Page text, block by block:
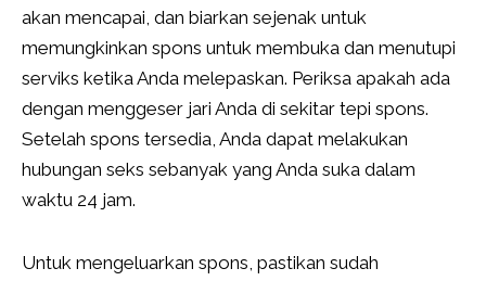
akan mencapai, dan biarkan sejenak untuk
memungkinkan spons untuk membuka dan menutupi
serviks ketika Anda melepaskan. Periksa apakah ada
dengan menggeser jari Anda di sekitar tepi spons.
Setelah spons tersedia, Anda dapat melakukan
hubungan seks sebanyak yang Anda suka dalam
waktu 24 jam.
Untuk mengeluarkan spons, pastikan sudah